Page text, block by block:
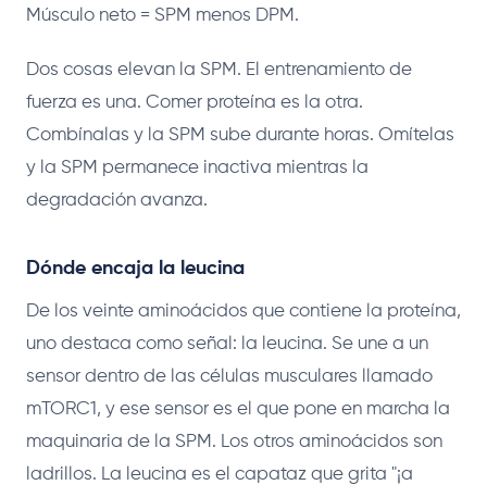
Músculo neto = SPM menos DPM.
Dos cosas elevan la SPM. El entrenamiento de
fuerza es una. Comer proteína es la otra.
Combínalas y la SPM sube durante horas. Omítelas
y la SPM permanece inactiva mientras la
degradación avanza.
Dónde encaja la leucina
De los veinte aminoácidos que contiene la proteína,
uno destaca como señal: la leucina. Se une a un
sensor dentro de las células musculares llamado
mTORC1, y ese sensor es el que pone en marcha la
maquinaria de la SPM. Los otros aminoácidos son
ladrillos. La leucina es el capataz que grita "¡a